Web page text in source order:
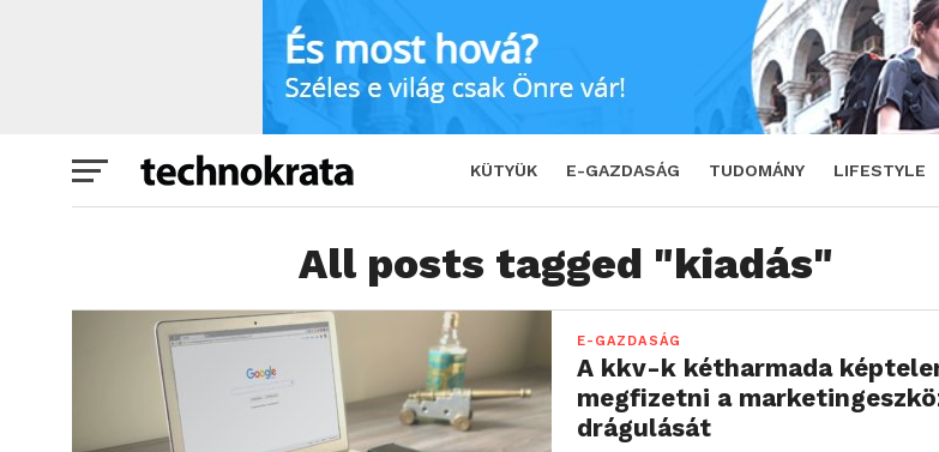
KÜTYÜK E-GAZDASÁG TUDOMÁNY LIFESTYLE
All posts tagged "kiadás"
E-GAZDASÁG
A kkv-k kétharmada
megfizetni a
drágulását